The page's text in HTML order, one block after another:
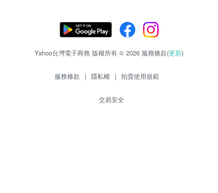
Yahoo台灣電子商務 版權所有 © 2026 服務條款(更新)
服務條款 | 隱私權 | 拍賣使用規範
交易安全